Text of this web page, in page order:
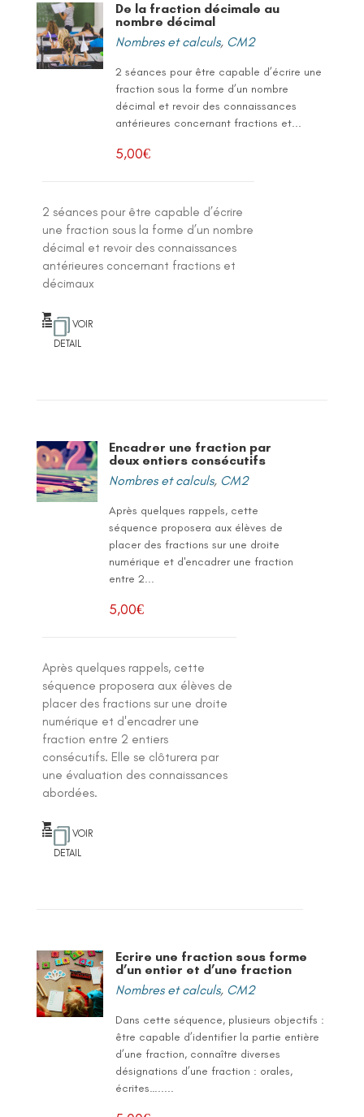
De la fraction décimale au
nombre décimal
Nombres et calculs, CM2
2 séances pour être capable d’écrire une
fraction sous la forme d’un nombre
décimal et revoir des connaissances
antérieures concernant fractions et...
5,00€
2 séances pour être capable d’écrire
une fraction sous la forme d’un nombre
décimal et revoir des connaissances
antérieures concernant fractions et
décimaux
VOIR
DETAIL
Encadrer une fraction par
deux entiers consécutifs
Nombres et calculs, CM2
Après quelques rappels, cette
séquence proposera aux élèves de
placer des fractions sur une droite
numérique et d'encadrer une fraction
entre 2...
5,00€
Après quelques rappels, cette
séquence proposera aux élèves de
placer des fractions sur une droite
numérique et d'encadrer une
fraction entre 2 entiers
consécutifs. Elle se clôturera par
une évaluation des connaissances
abordées.
VOIR
DETAIL
Ecrire une fraction sous forme
d’un entier et d’une fraction
Nombres et calculs, CM2
Dans cette séquence, plusieurs objectifs :
être capable d’identifier la partie entière
d’une fraction, connaître diverses
désignations d’une fraction : orales,
écrites….....